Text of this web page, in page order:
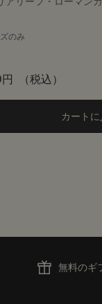
スプレー to cart
のみ
（税込）
カート
無料のギ